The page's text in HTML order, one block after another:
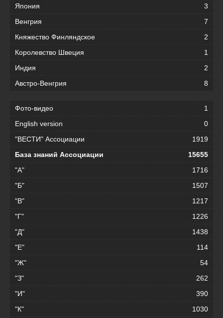
Япония
3
Венгрия
7
Княжество Финляндское
2
Королевство Швеция
1
Индия
2
Австро-Венгрия
8
Фото-видео
1
English version
0
"ВЕСТИ" Ассоциации
1919
База знаний Ассоциации
15655
"А"
1716
"Б"
1507
"В"
1217
"Г"
1226
"Д"
1438
"Е"
114
"Ж"
54
"З"
262
"И"
390
"К"
1030